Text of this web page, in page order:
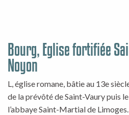
Bourg, Eglise fortifiée
Noyon
L, église romane, bâtie au 13e
de la prévôté de Saint-Vaury puis
l’abbaye Saint-Martial de